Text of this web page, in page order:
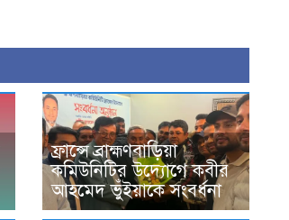
ফ্রান্সে ব্রাহ্মণবাড়িয়া
কমিউনিটির উদ্যোগে কবীর
আহমেদ ভুঁইয়াকে সংবর্ধনা